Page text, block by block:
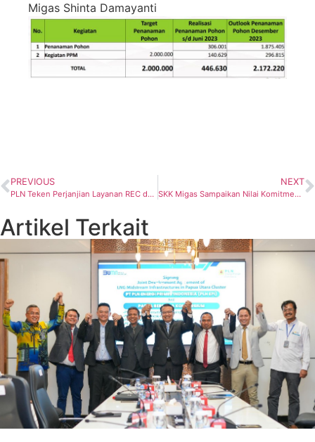
Migas Shinta Damayanti
PREVIOUS
PLN Teken Perjanjian Layanan REC dengan Tiga Perusahaan Manufaktur
NEXT
SKK Migas Sampaikan Nilai Komitmen TKDN Semester I 2023 Mencapai US$2 Miliar
Artikel Terkait